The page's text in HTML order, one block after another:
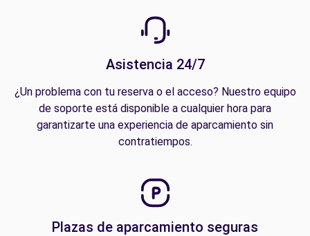
Asistencia 24/7
¿Un problema con tu reserva o el acceso? Nuestro equipo
de soporte está disponible a cualquier hora para
garantizarte una experiencia de aparcamiento sin
contratiempos.
Plazas de aparcamiento seguras